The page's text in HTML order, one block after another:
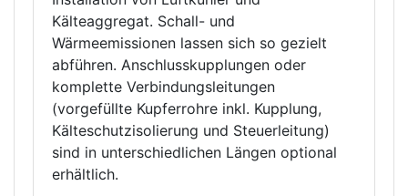
Kälteaggregat. Schall- und
Wärmeemissionen lassen sich so gezielt
abführen. Anschlusskupplungen oder
komplette Verbindungsleitungen
(vorgefüllte Kupferrohre inkl. Kupplung,
Kälteschutzisolierung und Steuerleitung)
sind in unterschiedlichen Längen optional
erhältlich.